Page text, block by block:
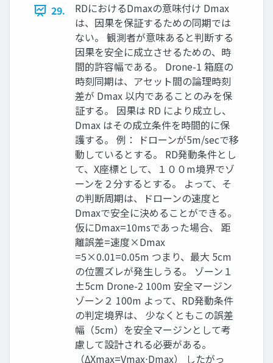
29.
RDにおけるDmaxの意味付け Dmax
は、因果を保証するための同期では
ない。 観測者が意味あると判断する
因果を安全に成立させるための、時
間的許容幅である。 Drone-1 箱庭の
時刻同期は、アセット間の論理時刻
差が Dmax 以内であることのみを保
証する。 因果は RD により成立し、
Dmax はその成立条件を時間的に保
護する。 例： ドローンが5m/secで移
動しているとする。 RD発動条件とし
て、X座標として、１００m境界でゾ
ーンを２分するとする。 よって、そ
の判断周期は、ドローンの速度と
Dmaxで安全に決めることができる。
仮にDmax=10msであった場合、 距
離誤差=速度×Dmax
=5×0.01=0.05m つまり、最大 5cm
の位置ズレが発生しうる。 ゾーン１
±5cm Drone-2 100m 安全マージン
ゾーン２ 100m よって、RD発動条件
の判定境界は、 少なくともこの誤差
幅（5cm）を安全マージンとして考
慮して設計される必要がある。
（ΔXmax​=Vmax​⋅Dmax） したがっ